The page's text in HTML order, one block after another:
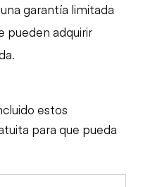
garantía limitada
pueden adquirir
estos
para que pueda